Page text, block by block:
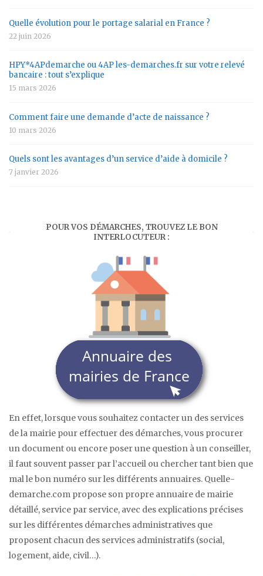
Quelle évolution pour le portage salarial en France ?
22 juin 2026
HPY*4APdemarche ou 4AP les-demarches.fr sur votre relevé
bancaire : tout s’explique
15 mars 2026
Comment faire une demande d’acte de naissance ?
10 mars 2026
Quels sont les avantages d’un service d’aide à domicile ?
7 janvier 2026
POUR VOS DÉMARCHES, TROUVEZ LE BON
INTERLOCUTEUR :
En effet, lorsque vous souhaitez contacter un des services
de la mairie pour effectuer des démarches, vous procurer
un document ou encore poser une question à un conseiller,
il faut souvent passer par l’accueil ou chercher tant bien que
mal le bon numéro sur les différents annuaires. Quelle-
demarche.com propose son propre annuaire de mairie
détaillé, service par service, avec des explications précises
sur les différentes démarches administratives que
proposent chacun des services administratifs (social,
logement, aide, civil…).